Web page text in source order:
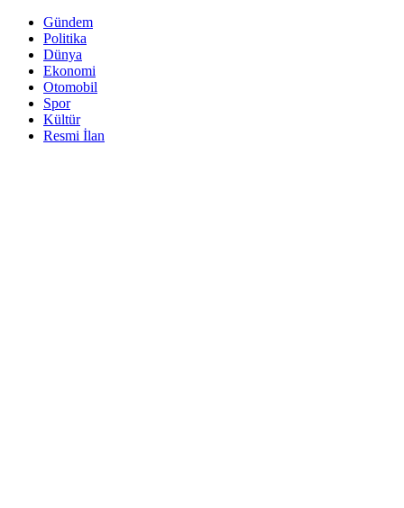
Gündem
Politika
Dünya
Ekonomi
Otomobil
Spor
Kültür
Resmi İlan